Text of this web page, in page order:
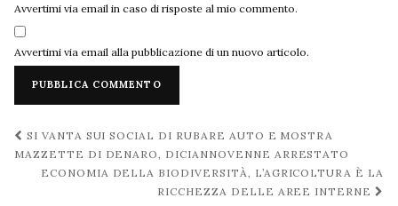
Avvertimi via email in caso di risposte al mio commento.
Avvertimi via email alla pubblicazione di un nuovo articolo.
Navigazione
post
SI VANTA SUI SOCIAL DI RUBARE AUTO E MOSTRA
MAZZETTE DI DENARO, DICIANNOVENNE ARRESTATO
ECONOMIA DELLA BIODIVERSITÀ, L’AGRICOLTURA È LA
RICCHEZZA DELLE AREE INTERNE